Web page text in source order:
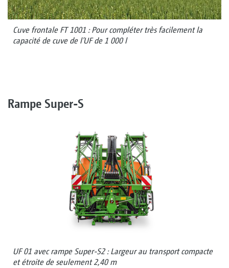
Cuve frontale FT 1001 : Pour compléter très facilement la
capacité de cuve de l’UF de 1 000 l
Rampe Super-S
UF 01 avec rampe Super-S2 : Largeur au transport compacte
et étroite de seulement 2,40 m